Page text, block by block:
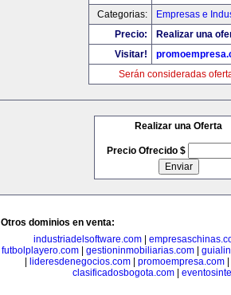
Categorias:
Empresas e
Precio:
Realizar una
Visitar!
Serán consideradas
Realizar una Oferta
Precio Ofrecido $
Otros dominios en venta:
industriadelsoftware.com
futbolplayero.com| gestioninmobiliarias.com|
lideresdenegocios.com promoempresa.com
clasificadosbogota.com